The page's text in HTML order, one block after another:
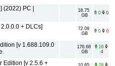
(2022) PC |
18.75
GB
0 0
+ DLCs]
72.09
GB
0 0
[v 1.688.109.0
176.68
GB
16
4
Edition [v 2.5.6 +
10.65
28